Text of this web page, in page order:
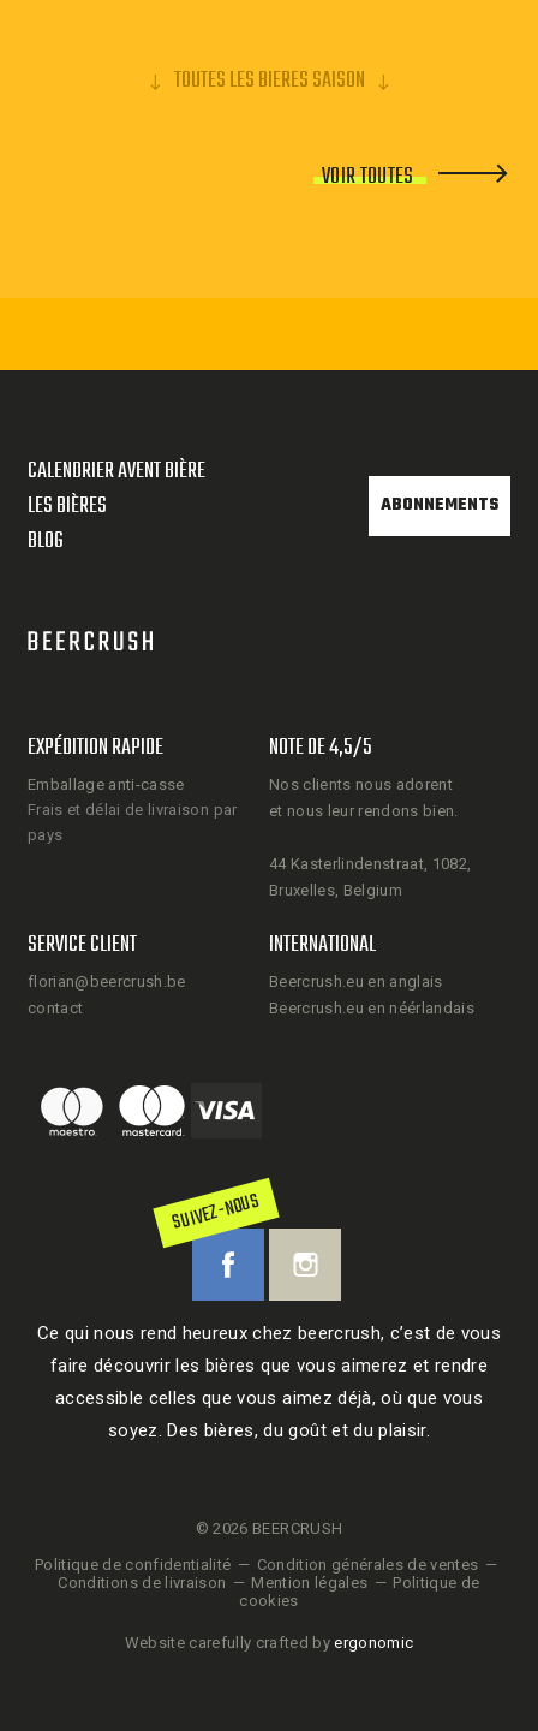
TOUTES LES BIERES SAISON
VOIR TOUTES
CALENDRIER AVENT BIÈRE
LES BIÈRES
BLOG
ABONNEMENTS
EXPÉDITION RAPIDE
Emballage anti-casse
Frais et délai de livraison par
pays
NOTE DE 4,5/5
Nos clients nous adorent
et nous leur rendons bien.
44 Kasterlindenstraat, 1082,
Bruxelles, Belgium
SERVICE CLIENT
florian@beercrush.be
contact
INTERNATIONAL
Beercrush.eu en anglais
Beercrush.eu en néérlandais
SUIVEZ-NOUS
Ce qui nous rend heureux chez beercrush, c’est de vous
faire découvrir les bières que vous aimerez et rendre
accessible celles que vous aimez déjà, où que vous
soyez. Des bières, du goût et du plaisir.
© 2026 BEERCRUSH
Politique de confidentialité
Condition générales de ventes
Conditions de livraison
Mention légales
Politique de
cookies
Website carefully crafted byergonomic